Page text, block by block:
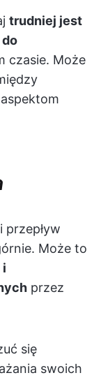
trudniej jest
czasie. Może
przepływ
Może to
i
przez
się
swoich